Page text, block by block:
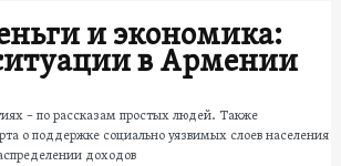
и экономика:
в Армении
– по рассказам простых людей. Также
о поддержке социально уязвимых слоев населения
доходов